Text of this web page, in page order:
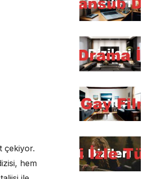
çekiyor.
hem